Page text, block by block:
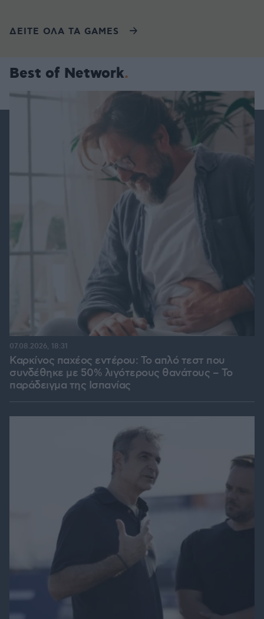
ΔΕΙΤΕ ΟΛΑ ΤΑ GAMES
Best of Network
Καρκίνος παχέος εντέρου: Το απλό τεστ που
συνδέθηκε με 50% λιγότερους θανάτους – Το
παράδειγμα της Ισπανίας
07.08.2026, 18:31